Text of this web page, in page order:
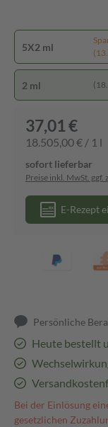
5X2 ml
2 ml
37,01 €
18.505,00 € / 1 l
sofort lieferbar
Preise inkl. MwSt. ggf.
E-Rezept
Persönliche
Heute bestellt
Bei der Einlösung
gesetzlichen